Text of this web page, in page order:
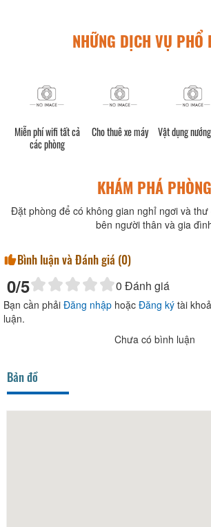
NHỮNG DỊCH VỤ PHỔ
Miễn phí wifi tất cả
các phòng
Cho thuê xe máy
Vật dụng
KHÁM PHÁ PHÒNG
Đặt phòng để có không gian nghỉ ngơi và
bên người thân và gia
Bình luận và Đánh giá (0)
0/5 0 Đánh giá
Bạn cần phải Đăng nhập hoặc Đăng ký tài
luận.
Chưa có bình luận
Bản đồ